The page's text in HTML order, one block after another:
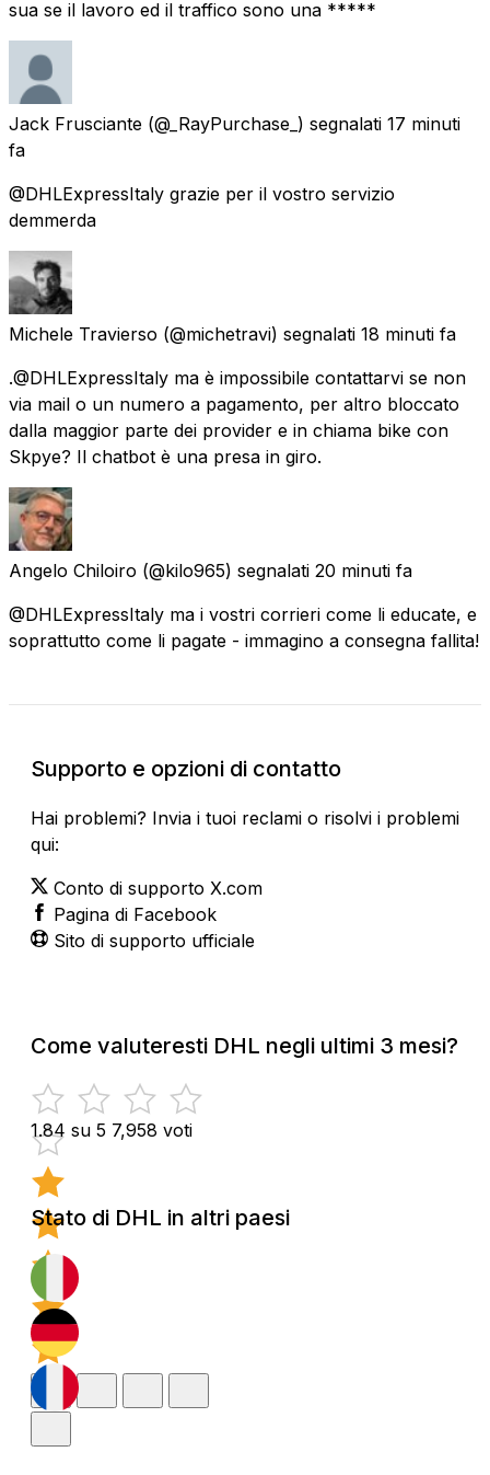
sua se il lavoro ed il traffico sono una *****
Jack Frusciante (@_RayPurchase_) segnalati 17 minuti
fa
@DHLExpressItaly grazie per il vostro servizio
demmerda
Michele Travierso (@michetravi) segnalati 18 minuti fa
.@DHLExpressItaly ma è impossibile contattarvi se non
via mail o un numero a pagamento, per altro bloccato
dalla maggior parte dei provider e in chiama bike con
Skpye? Il chatbot è una presa in giro.
Angelo Chiloiro (@kilo965) segnalati 20 minuti fa
@DHLExpressItaly ma i vostri corrieri come li educate, e
soprattutto come li pagate - immagino a consegna fallita!
Supporto e opzioni di contatto
Hai problemi? Invia i tuoi reclami o risolvi i problemi
qui:
Conto di supporto X.com
Pagina di Facebook
Sito di supporto ufficiale
Come valuteresti DHL negli ultimi 3 mesi?
1.84 su 5 7,958 voti
Stato di DHL in altri paesi